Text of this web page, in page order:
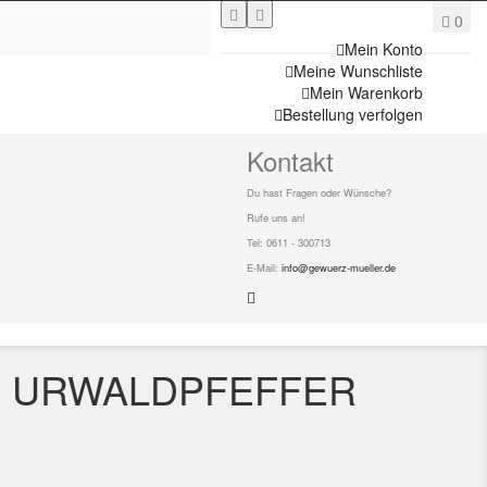
Mein Konto
Meine Wunschliste
Mein Warenkorb
Bestellung verfolgen
Kontakt
Du hast Fragen oder Wünsche?
Rufe uns an!
Tel: 0611 - 300713
E-Mail: info@gewuerz-mueller.de
0